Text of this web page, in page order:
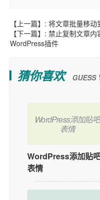
【上一篇】: 将文章批量移动
【下一篇】: 禁止复制文章内
WordPress插件
猜你喜欢 GUESS
WordPress添加贴吧
表情
WordPress添加贴
表情